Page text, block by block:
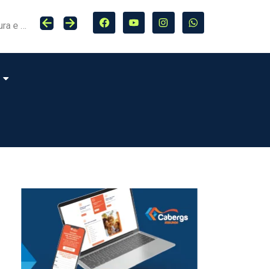
Seguro entra no centro da adaptação climática e da proteção de cidades, infraestrutura e agro